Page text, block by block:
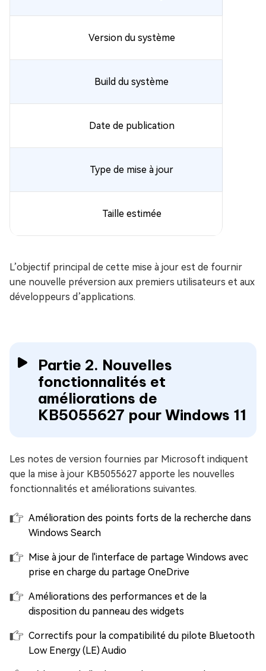
Version du système
Build du système
Date de publication
Type de mise à jour
Taille estimée
L’objectif principal de cette mise à jour est de fournir
une nouvelle préversion aux premiers utilisateurs et aux
développeurs d’applications.
Partie 2. Nouvelles
fonctionnalités et
améliorations de
KB5055627 pour Windows 11
Les notes de version fournies par Microsoft indiquent
que la mise à jour KB5055627 apporte les nouvelles
fonctionnalités et améliorations suivantes.
Amélioration des points forts de la recherche dans
Windows Search
Mise à jour de l'interface de partage Windows avec
prise en charge du partage OneDrive
Améliorations des performances et de la
disposition du panneau des widgets
Correctifs pour la compatibilité du pilote Bluetooth
Low Energy (LE) Audio